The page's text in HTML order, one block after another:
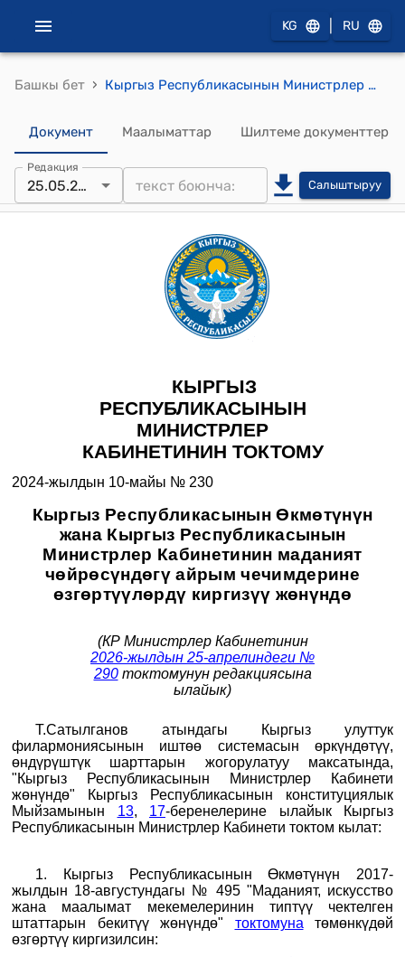
KG RU
Башкы бет › Кыргыз Республикасынын Министрлер Кабинетинин 2024-жылдын 10-майындагы № 230 "Кыргыз Республикасынын Өкмөтүнүн жана Кыргыз Республикасынын Министрлер Кабинетинин маданият чөйрөсүндөгү айрым чечимдерине өзгөртүүлөрдү киргизүү жөнүндө" токтому
Документ Маалыматтар Шилтеме документтер
Редакция
25.05.2026 Салыштыруу